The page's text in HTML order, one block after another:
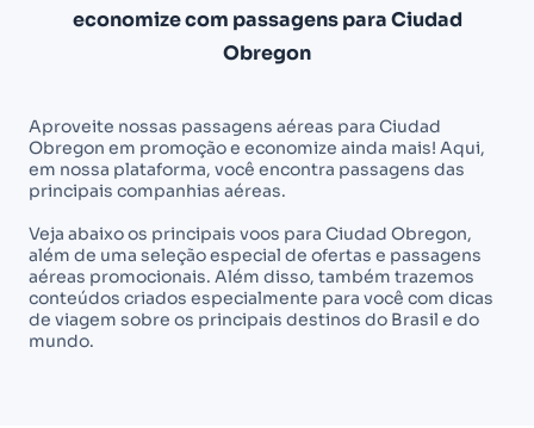
economize com passagens para Ciudad
Obregon
Aproveite nossas passagens aéreas para Ciudad
Obregon em promoção e economize ainda mais! Aqui,
em nossa plataforma, você encontra passagens das
principais companhias aéreas.
Veja abaixo os principais voos para Ciudad Obregon,
além de uma seleção especial de ofertas e passagens
aéreas promocionais. Além disso, também trazemos
conteúdos criados especialmente para você com dicas
de viagem sobre os principais destinos do Brasil e do
mundo.